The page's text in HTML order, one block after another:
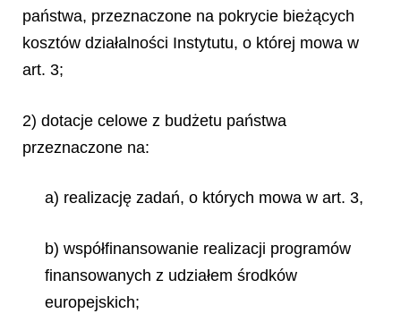
państwa, przeznaczone na pokrycie bieżących
kosztów działalności Instytutu, o której mowa w
art. 3;
2) dotacje celowe z budżetu państwa
przeznaczone na:
a) realizację zadań, o których mowa w art. 3,
b) współfinansowanie realizacji programów
finansowanych z udziałem środków
europejskich;